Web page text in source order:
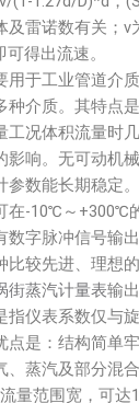
及雷诺数有关；v
得出流速。
用于工业管道介
种介质。其特点
况体积流量时
影响。无可动机
参数能长期稳定
在-10℃～+300℃
数字脉冲信号输
较先进、理想的
街蒸汽计量表输
指仪表系数仅与
点是：结构简单
、蒸汽及部分混
量范围宽，可